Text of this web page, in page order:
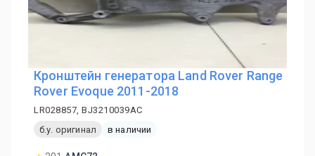
Кронштейн генератора Land Rover Range
Rover Evoque 2011-2018
LR028857, BJ3210039AC
б.у. оригинал
в наличии